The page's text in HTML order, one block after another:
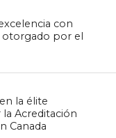
con
otorgado por el
la élite
Acreditación
Canada